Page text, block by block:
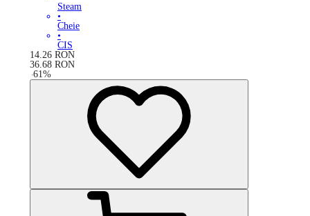
Steam
•
Cheie
•
CIS
14.26 RON
36.68 RON
-61%